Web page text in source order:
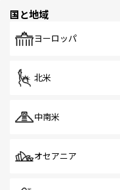
で、ホーカーズ
国と地域
ヨーロッパ
北米
中南米
オセアニア